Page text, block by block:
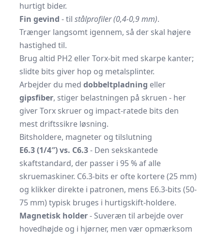
hurtigt bider.
Fin gevind - til stålprofiler (0,4-0,9 mm).
Trænger langsomt igennem, så der skal højere
hastighed til.
Brug altid PH2 eller Torx-bit med skarpe kanter;
slidte bits giver hop og metalsplinter.
Arbejder du med dobbeltpladning eller
gipsfiber, stiger belastningen på skruen - her
giver Torx skruer og impact-ratede bits den
mest driftssikre løsning.
Bitsholdere, magneter og tilslutning
E6.3 (1/4″) vs. C6.3- Den sekskantede
skaftstandard, der passer i 95 % af alle
skruemaskiner. C6.3-bits er ofte kortere (25 mm)
og klikker direkte i patronen, mens E6.3-bits (50-
75 mm) typisk bruges i hurtigskift-holdere.
Magnetisk holder- Suveræn til arbejde over
hovedhøjde og i hjørner, men vær opmærksom